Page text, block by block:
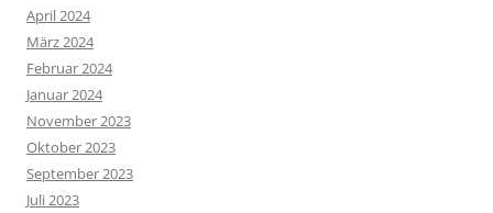
April 2024
März 2024
Februar 2024
Januar 2024
November 2023
Oktober 2023
September 2023
Juli 2023